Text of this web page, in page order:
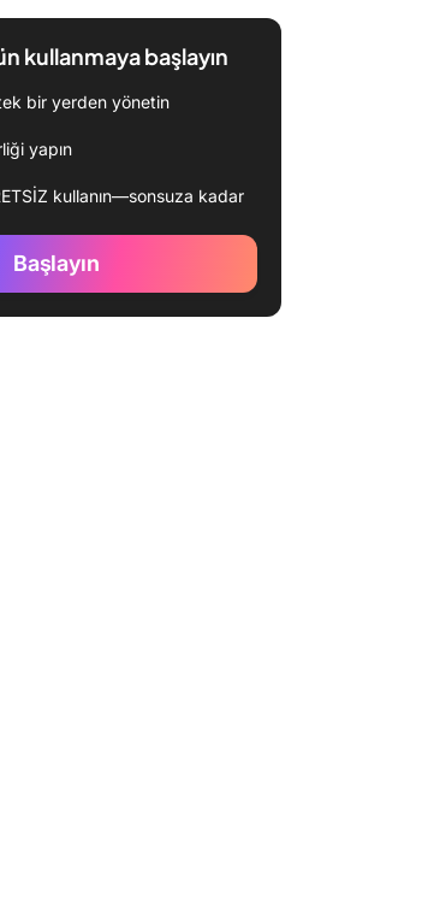
kullanmaya başlayın
bir yerden yönetin
yapın
kullanın—sonsuza kadar
Başlayın